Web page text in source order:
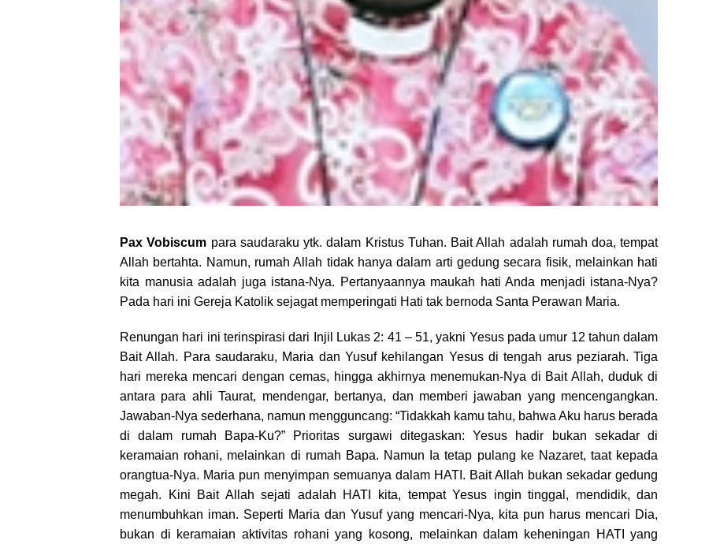
Pax Vobiscum para saudaraku ytk. dalam Kristus Tuhan. Bait Allah adalah rumah doa, tempat
Allah bertahta. Namun, rumah Allah tidak hanya dalam arti gedung secara fisik, melainkan hati
kita manusia adalah juga istana-Nya. Pertanyaannya maukah hati Anda menjadi istana-Nya?
Pada hari ini Gereja Katolik sejagat memperingati Hati tak bernoda Santa Perawan Maria.
Renungan hari ini terinspirasi dari Injil Lukas 2: 41 – 51, yakni Yesus pada umur 12 tahun dalam
Bait Allah. Para saudaraku, Maria dan Yusuf kehilangan Yesus di tengah arus peziarah. Tiga
hari mereka mencari dengan cemas, hingga akhirnya menemukan-Nya di Bait Allah, duduk di
antara para ahli Taurat, mendengar, bertanya, dan memberi jawaban yang mencengangkan.
Jawaban-Nya sederhana, namun mengguncang: “Tidakkah kamu tahu, bahwa Aku harus berada
di dalam rumah Bapa-Ku?” Prioritas surgawi ditegaskan: Yesus hadir bukan sekadar di
keramaian rohani, melainkan di rumah Bapa. Namun Ia tetap pulang ke Nazaret, taat kepada
orangtua-Nya. Maria pun menyimpan semuanya dalam HATI. Bait Allah bukan sekadar gedung
megah. Kini Bait Allah sejati adalah HATI kita, tempat Yesus ingin tinggal, mendidik, dan
menumbuhkan iman. Seperti Maria dan Yusuf yang mencari-Nya, kita pun harus mencari Dia,
bukan di keramaian aktivitas rohani yang kosong, melainkan dalam keheningan HATI yang